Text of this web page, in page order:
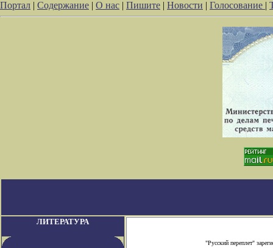
Портал | Содержание | О нас | Пишите | Новости | Голосование |
ЛИТЕРАТУРА
"Русский переплет"